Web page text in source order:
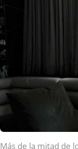
Más de la mitad de